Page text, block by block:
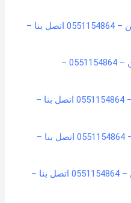
شركة مكافحة حشرات بحفر الباطن – 0551154864 اتصل بنا –
شركة تنظيف مكيفات بحفر الباطن – 0551154864 –
شركة تنظيف منازل بحفر الباطن – 0551154864 اتصل بنا –
شركة تنظيف سجاد بحفر الباطن – 0551154864 اتصل بنا –
شركة تنظيف خزانات بحفر الباطن – 0551154864 اتصل بنا –